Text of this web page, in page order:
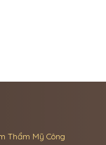
Thẩm Mỹ Công